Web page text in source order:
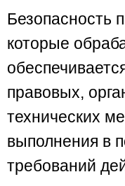
Безопасность
которые
правовых,
технических
выполнения в
требований